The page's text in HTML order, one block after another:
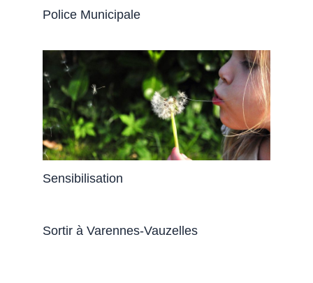
Police Municipale
Sensibilisation
Sortir à Varennes-Vauzelles